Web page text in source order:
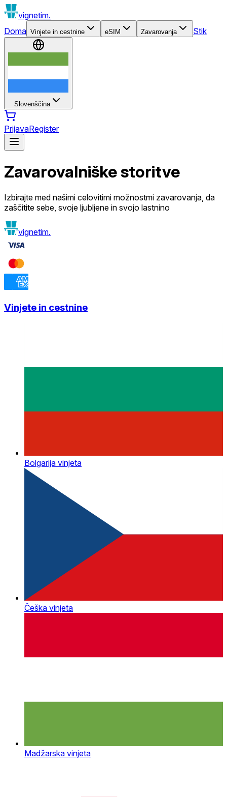
vignetim.
Doma Vinjete in cestnine eSIM Zavarovanja Stik
Slovenščina
PrijavaRegister
Zavarovalniške storitve
Izbirajte med našimi celovitimi možnostmi zavarovanja, da
zaščitite sebe, svoje ljubljene in svojo lastnino
vignetim.
Vinjete in cestnine
Bolgarija vinjeta
Češka vinjeta
Madžarska vinjeta